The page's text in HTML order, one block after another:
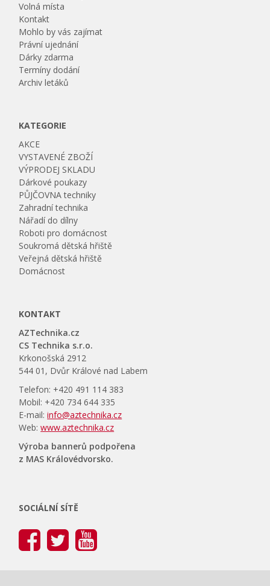
Volná místa
Kontakt
Mohlo by vás zajímat
Právní ujednání
Dárky zdarma
Termíny dodání
Archiv letáků
KATEGORIE
AKCE
VYSTAVENÉ ZBOŽÍ
VÝPRODEJ SKLADU
Dárkové poukazy
PŮJČOVNA techniky
Zahradní technika
Nářadí do dílny
Roboti pro domácnost
Soukromá dětská hřiště
Veřejná dětská hřiště
Domácnost
KONTAKT
AZTechnika.cz
CS Technika s.r.o.
Krkonošská 2912
544 01, Dvůr Králové nad Labem
Telefon: +420 491 114 383
Mobil: +420 734 644 335
E-mail:info@aztechnika.cz
Web:www.aztechnika.cz
Výroba bannerů podpořena
z MAS Královédvorsko.
SOCIÁLNÍ SÍTĚ